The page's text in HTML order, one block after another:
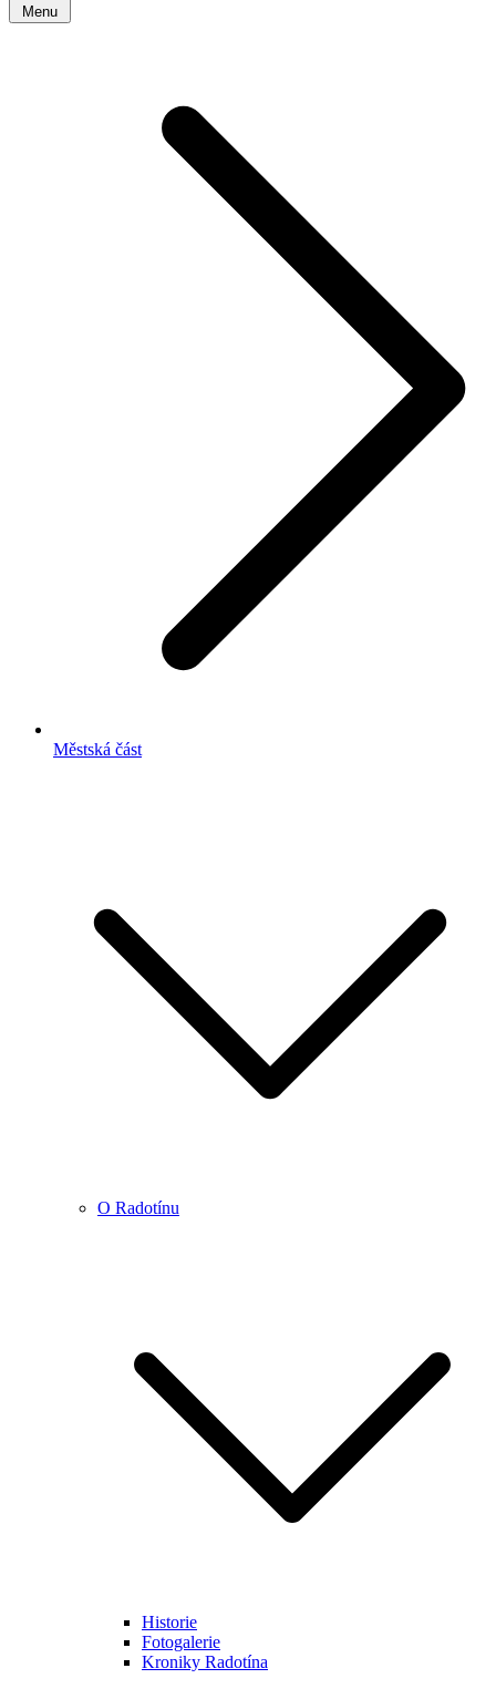
Menu
Městská část
O Radotínu
Historie
Fotogalerie
Kroniky Radotína